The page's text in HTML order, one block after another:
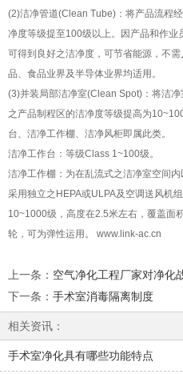
(2)洁净管道(Clean Tube) ：将产品流程
净度等级提至100级以上。因产品和作业
可得到良好之洁净度，可节省能源，不
品、食品业界及半导体业界均适用。
(3)并装局部洁净室(Clean Spot) ：将洁
之产品制程区的洁净度等级提高为
台、洁净工作棚、洁净风柜即属此类。
洁净工作台：等级Class 1~100级。
洁净工作棚：为在乱流式之洁净室空间
采用独立之 HEPA或ULPA及空调送风机
10~1000级，高度在2.5米左右，覆盖面
轮，可为弹性运用。
www.l ink-ac.cn
上一条 ： 空气净化工程厂家对净化
下一条 ： 手术室消毒隔离制度
相关资讯：
手术室净化具有哪些功能特点